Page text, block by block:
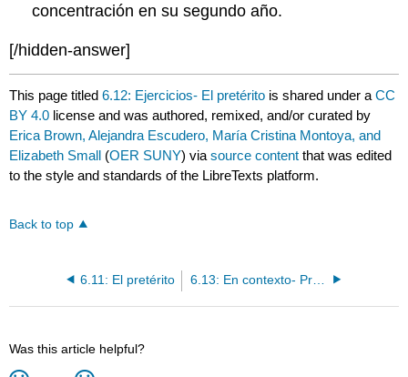
concentración en su segundo año.
[/hidden-answer]
This page titled6.12: Ejercicios- El pretérito is shared under aCC
BY 4.0 license and was authored, remixed, and/or curated by
Erica Brown, Alejandra Escudero, María Cristina Montoya, and
Elizabeth Small (OER SUNY) viasource content that was edited
to the style and standards of the LibreTexts platform.
Back to top
6.11: El pretérito
Was this article helpful?